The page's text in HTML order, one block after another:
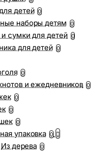
детей 0
наборы детям 0
сумки для детей 0
для детей 0
0
и ежедневников 0
0
0
0
упаковка 0
Из дерева 0